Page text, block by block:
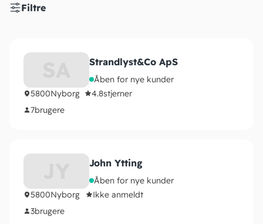
Filtre
Strandlyst&Co ApS
Åben for nye kunder
5800Nyborg 4.8stjerner
7brugere
John Ytting
Åben for nye kunder
5800Nyborg
Ikke anmeldt
3brugere